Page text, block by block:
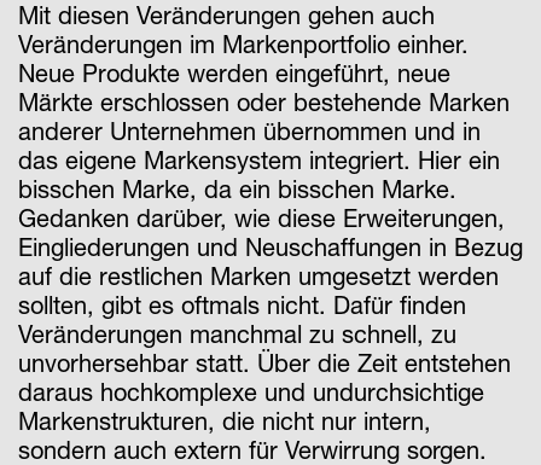
Mit diesen Veränderungen gehen auch
Veränderungen im Markenportfolio einher.
Neue Produkte werden eingeführt, neue
Märkte erschlossen oder bestehende Marken
anderer Unternehmen übernommen und in
das eigene Markensystem integriert. Hier ein
bisschen Marke, da ein bisschen Marke.
Gedanken darüber, wie diese Erweiterungen,
Eingliederungen und Neuschaffungen in Bezug
auf die restlichen Marken umgesetzt werden
sollten, gibt es oftmals nicht. Dafür finden
Veränderungen manchmal zu schnell, zu
unvorhersehbar statt. Über die Zeit entstehen
daraus hochkomplexe und undurchsichtige
Markenstrukturen, die nicht nur intern,
sondern auch extern für Verwirrung sorgen.